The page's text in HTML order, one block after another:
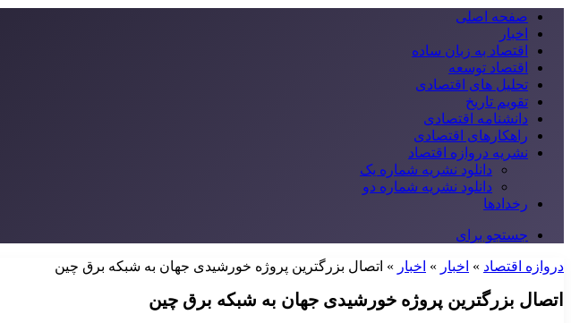
صفحه اصلی
اخبار
اقتصاد به زبان ساده
اقتصاد توسعه
تحلیل های اقتصادی
تقویم تاریخ
دانشنامه اقتصادی
راهکارهای اقتصادی
نشریه دروازه اقتصاد
دانلود نشریه شماره یک
دانلود نشریه شماره دو
رخدادها
جستجو برای
دروازه اقتصاد » اخبار » اخبار » اتصال بزرگترین پروژه خورشیدی جهان به شبکه برق چین
اتصال بزرگترین پروژه خورشیدی جهان به شبکه برق چین